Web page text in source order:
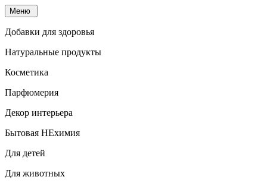
Меню
Добавки для здоровья
Натуральные продукты
Косметика
Парфюмерия
Декор интерьера
Бытовая НЕхимия
Для детей
Для животных